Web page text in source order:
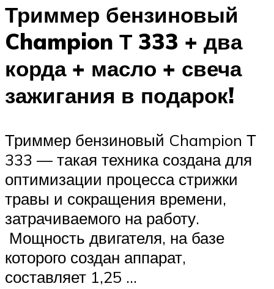
Триммер бензиновый
Champion Т 333 + два
корда + масло + свеча
зажигания в подарок!
Триммер бензиновый Champion Т
333 — такая техника создана для
оптимизации процесса стрижки
травы и сокращения времени,
затрачиваемого на работу.
Мощность двигателя, на базе
которого создан аппарат,
составляет 1,25 …